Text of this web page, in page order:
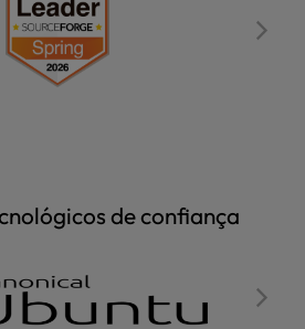
de confiança